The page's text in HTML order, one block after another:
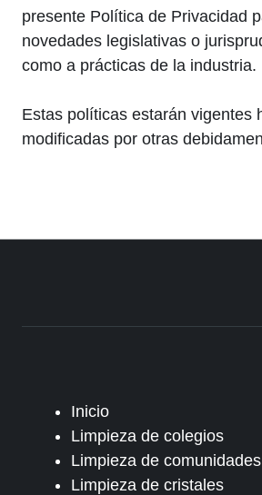
presente Política de Privacidad
novedades legislativas o
como a prácticas de la industria.
Estas políticas estarán vigentes
modificadas por otras
Inicio
Limpieza de colegios
Limpieza de comunidades
Limpieza de cristales